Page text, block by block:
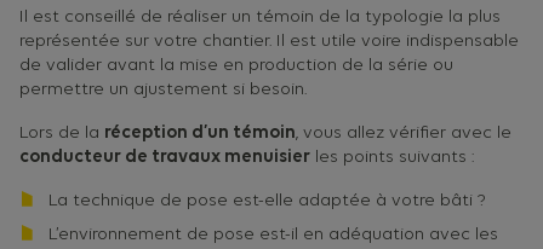
Il est conseillé de réaliser un témoin de la typologie la plus
représentée sur votre chantier. Il est utile voire indispensable
de valider avant la mise en production de la série ou
permettre un ajustement si besoin.
Lors de la réception d’un témoin, vous allez vérifier avec le
conducteur de travaux menuisier les points suivants :
La technique de pose est-elle adaptée à votre bâti ?
L’environnement de pose est-il en adéquation avec les